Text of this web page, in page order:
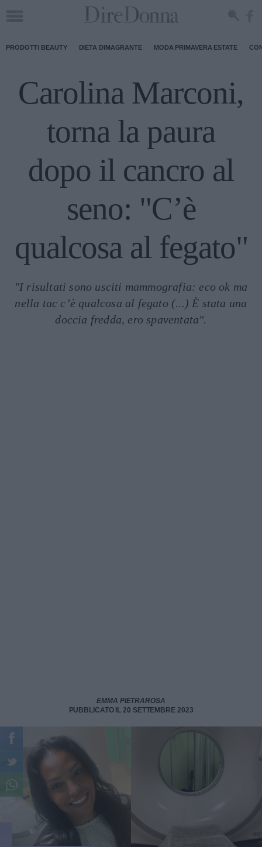
PRODOTTI BEAUTY DIETA DIMAGRANTE MODA PRIMAVERA ESTATE
Carolina Marconi,
torna la paura
dopo il cancro al
seno: "C’è
qualcosa al fegato"
"I risultati sono usciti mammografia: eco ok ma
nella tac c’è qualcosa al fegato (...) È stata una
doccia fredda, ero spaventata".
EMMA PIETRAROSA
PUBBLICATO IL 20 SETTEMBRE 2023